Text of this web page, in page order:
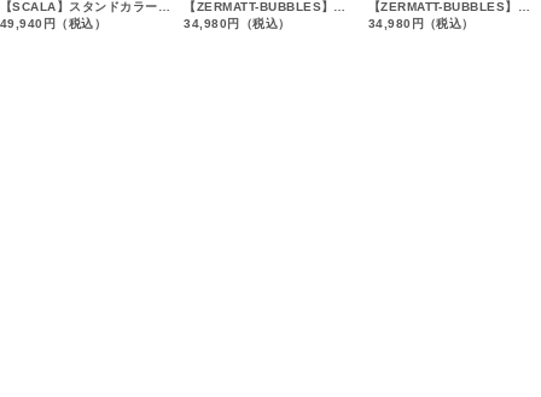
49,940 円（税込）
34,980 円（税込）
34,980 円（税込）